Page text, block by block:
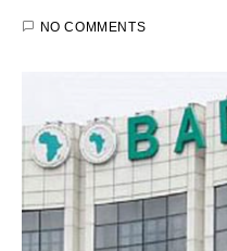
NO COMMENTS